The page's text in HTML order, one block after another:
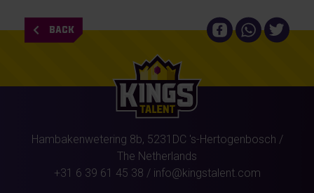
BACK
Hambakenwetering 8b, 5231DC 's-Hertogenbosch /
The Netherlands
+31 6 39 61 45 38 / info@kingstalent.com